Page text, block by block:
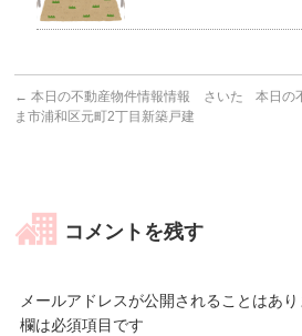
← 本日の不動産物件情報情報 さいた
ま市浦和区元町2丁目新築戸建
本日の
コメントを残す
メールアドレスが公開されることはあり
欄は必須項目です